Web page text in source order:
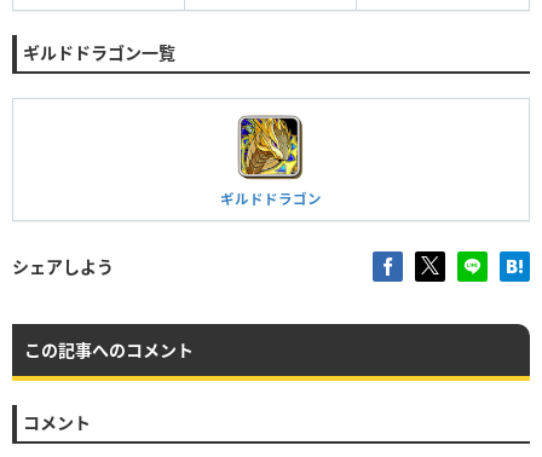
ギルドドラゴン一覧
ギルドドラゴン
シェアしよう
この記事へのコメント
コメント